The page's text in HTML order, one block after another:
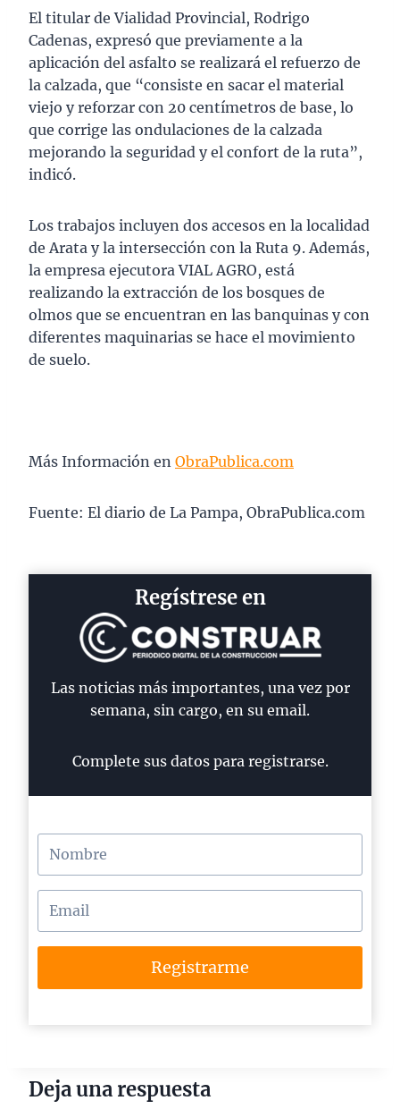
El titular de Vialidad Provincial, Rodrigo
Cadenas, expresó que previamente a la
aplicación del asfalto se realizará el refuerzo de
la calzada, que “consiste en sacar el material
viejo y reforzar con 20 centímetros de base, lo
que corrige las ondulaciones de la calzada
mejorando la seguridad y el confort de la ruta”,
indicó.
Los trabajos incluyen dos accesos en la localidad
de Arata y la intersección con la Ruta 9. Además,
la empresa ejecutora VIAL AGRO, está
realizando la extracción de los bosques de
olmos que se encuentran en las banquinas y con
diferentes maquinarias se hace el movimiento
de suelo.
Más Información en ObraPublica.com
Fuente: El diario de La Pampa, ObraPublica.com
Regístrese en
Las noticias más importantes, una vez por
semana, sin cargo, en su email.
Complete sus datos para registrarse.
Registrarme
Deja una respuesta